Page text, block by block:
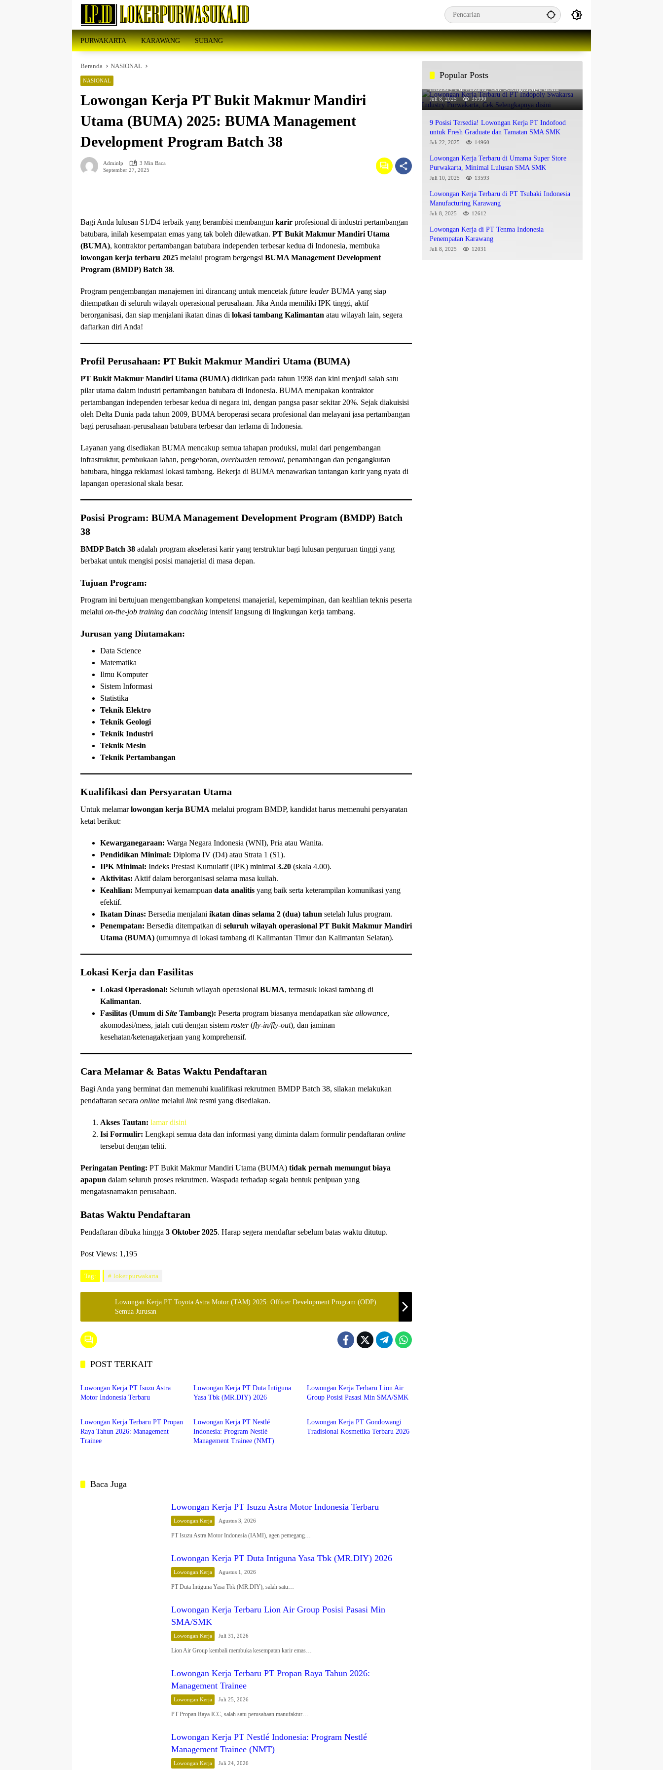
PURWAKARTA KARAWANG SUBANG
Beranda NASIONAL
NASIONAL
Lowongan Kerja PT Bukit Makmur Mandiri
Utama (BUMA) 2025: BUMA Management
Development Program Batch 38
Adminlp
3 Min Baca
September 27, 2025
Bagi Anda lulusan S1/D4 terbaik yang berambisi membangun karir profesional di industri pertambangan
batubara, inilah kesempatan emas yang tak boleh dilewatkan. PT Bukit Makmur Mandiri Utama
(BUMA), kontraktor pertambangan batubara independen terbesar kedua di Indonesia, membuka
lowongan kerja terbaru 2025 melalui program bergengsi BUMA Management Development
Program (BMDP) Batch 38.
Program pengembangan manajemen ini dirancang untuk mencetak future leaderBUMA yang siap
ditempatkan di seluruh wilayah operasional perusahaan. Jika Anda memiliki IPK tinggi, aktif
berorganisasi, dan siap menjalani ikatan dinas di lokasi tambang Kalimantan atau wilayah lain, segera
daftarkan diri Anda!
Profil Perusahaan: PT Bukit Makmur Mandiri Utama (BUMA)
PT Bukit Makmur Mandiri Utama (BUMA) didirikan pada tahun 1998 dan kini menjadi salah satu
pilar utama dalam industri pertambangan batubara di Indonesia. BUMA merupakan kontraktor
pertambangan independen terbesar kedua di negara ini, dengan pangsa pasar sekitar 20%. Sejak diakuisisi
oleh Delta Dunia pada tahun 2009, BUMA beroperasi secara profesional dan melayani jasa pertambangan
bagi perusahaan-perusahaan batubara terbesar dan terlama di Indonesia.
Layanan yang disediakan BUMA mencakup semua tahapan produksi, mulai dari pengembangan
infrastruktur, pembukaan lahan, pengeboran, overburden removal, penambangan dan pengangkutan
batubara, hingga reklamasi lokasi tambang. Bekerja di BUMA menawarkan tantangan karir yang nyata di
lapangan operasional skala besar.
Posisi Program: BUMA Management Development Program (BMDP) Batch
38
BMDP Batch 38 adalah program akselerasi karir yang terstruktur bagi lulusan perguruan tinggi yang
berbakat untuk mengisi posisi manajerial di masa depan.
Tujuan Program:
Program ini bertujuan mengembangkan kompetensi manajerial, kepemimpinan, dan keahlian teknis peserta
melalui on-the-job training dan coaching intensif langsung di lingkungan kerja tambang.
Jurusan yang Diutamakan:
Data Science
Matematika
Ilmu Komputer
Sistem Informasi
Statistika
Teknik Elektro
Teknik Geologi
Teknik Industri
Teknik Mesin
Teknik Pertambangan
Kualifikasi dan Persyaratan Utama
Untuk melamarlowongan kerja BUMA melalui program BMDP, kandidat harus memenuhi persyaratan
ketat berikut:
Kewarganegaraan: Warga Negara Indonesia (WNI), Pria atau Wanita.
Pendidikan Minimal: Diploma IV (D4) atau Strata 1 (S1).
IPK Minimal: Indeks Prestasi Kumulatif (IPK) minimal 3.20 (skala 4.00).
Aktivitas: Aktif dalam berorganisasi selama masa kuliah.
Keahlian: Mempunyai kemampuan data analitis yang baik serta keterampilan komunikasi yang
efektif.
Ikatan Dinas: Bersedia menjalani ikatan dinas selama 2 (dua) tahun setelah lulus program.
Penempatan: Bersedia ditempatkan di seluruh wilayah operasional PT Bukit Makmur Mandiri
Utama (BUMA) (umumnya di lokasi tambang di Kalimantan Timur dan Kalimantan Selatan).
Lokasi Kerja dan Fasilitas
Lokasi Operasional: Seluruh wilayah operasional BUMA, termasuk lokasi tambang di
Kalimantan.
Fasilitas (Umum di Site Tambang): Peserta program biasanya mendapatkan site allowance,
akomodasi/mess, jatah cuti dengan sistem roster(fly-in/fly-out), dan jaminan
kesehatan/ketenagakerjaan yang komprehensif.
Cara Melamar & Batas Waktu Pendaftaran
Bagi Anda yang berminat dan memenuhi kualifikasi rekrutmen BMDP Batch 38, silakan melakukan
pendaftaran secara online melalui linkresmi yang disediakan.
Akses Tautan: lamar disini
Isi Formulir: Lengkapi semua data dan informasi yang diminta dalam formulir pendaftaran online
tersebut dengan teliti.
Peringatan Penting: PT Bukit Makmur Mandiri Utama (BUMA) tidak pernah memungut biaya
apapun dalam seluruh proses rekrutmen. Waspada terhadap segala bentuk penipuan yang
mengatasnamakan perusahaan.
Batas Waktu Pendaftaran
Pendaftaran dibuka hingga 3 Oktober 2025. Harap segera mendaftar sebelum batas waktu ditutup.
Post Views: 1,195
Tag: loker purwakarta
Lowongan Kerja PT Toyota Astra Motor (TAM) 2025: Officer Development Program (ODP)
Semua Jurusan
POST TERKAIT
lowongan kerja
Lowongan Kerja PT Isuzu Astra
Motor Indonesia Terbaru
Lowongan Kerja PT Duta Intiguna
Yasa Tbk (MR.DIY) 2026
Lowongan Kerja Terbaru Lion Air
Group Posisi Pasasi Min SMA/SMK
Lowongan Kerja Terbaru PT Propan
Raya Tahun 2026: Management
Trainee
lowongan kerja
Lowongan Kerja PT Nestlé
Indonesia: Program Nestlé
Management Trainee (NMT)
lowongan kerja
Lowongan Kerja PT Gondowangi
Tradisional Kosmetika Terbaru 2026
Baca Juga
Lowongan Kerja PT Isuzu Astra Motor Indonesia Terbaru
Lowongan Kerja Agustus 3, 2026
PT Isuzu Astra Motor Indonesia (IAMI), agen pemegang…
Lowongan Kerja PT Duta Intiguna Yasa Tbk (MR.DIY) 2026
Lowongan Kerja Agustus 1, 2026
PT Duta Intiguna Yasa Tbk (MR.DIY), salah satu…
Lowongan Kerja Terbaru Lion Air Group Posisi Pasasi Min
SMA/SMK
Lowongan Kerja Juli 31, 2026
Lion Air Group kembali membuka kesempatan karir emas…
Lowongan Kerja Terbaru PT Propan Raya Tahun 2026:
Management Trainee
Lowongan Kerja Juli 25, 2026
PT Propan Raya ICC, salah satu perusahaan manufaktur…
Lowongan Kerja PT Nestlé Indonesia: Program Nestlé
Management Trainee (NMT)
Lowongan Kerja Juli 24, 2026
Popular Posts
Lowongan Kerja Terbaru di PT Indopoly Swakarsa
Industry Purwakarta, Cek Selengkapnya disini
Juli 8, 2025 35990
9 Posisi Tersedia! Lowongan Kerja PT Indofood
untuk Fresh Graduate dan Tamatan SMA SMK
Juli 22, 2025 14960
Lowongan Kerja Terbaru di Umama Super Store
Purwakarta, Minimal Lulusan SMA SMK
Juli 10, 2025 13593
Lowongan Kerja Terbaru di PT Tsubaki Indonesia
Manufacturing Karawang
Juli 8, 2025 12612
Lowongan Kerja di PT Tenma Indonesia
Penempatan Karawang
Juli 8, 2025 12031